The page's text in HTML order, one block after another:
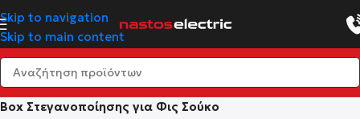
Skip to navigation
Skip to main content
Box Στεγανοποίησης για Φις Σούκο